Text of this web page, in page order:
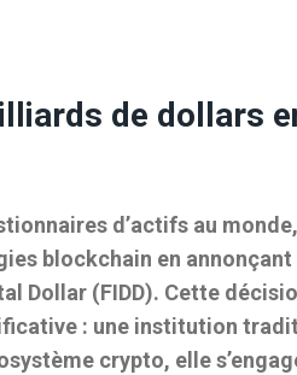
de dollars
d’actifs au
blockchain en
Dollar (FIDD). Cette
: une institution
crypto, elle